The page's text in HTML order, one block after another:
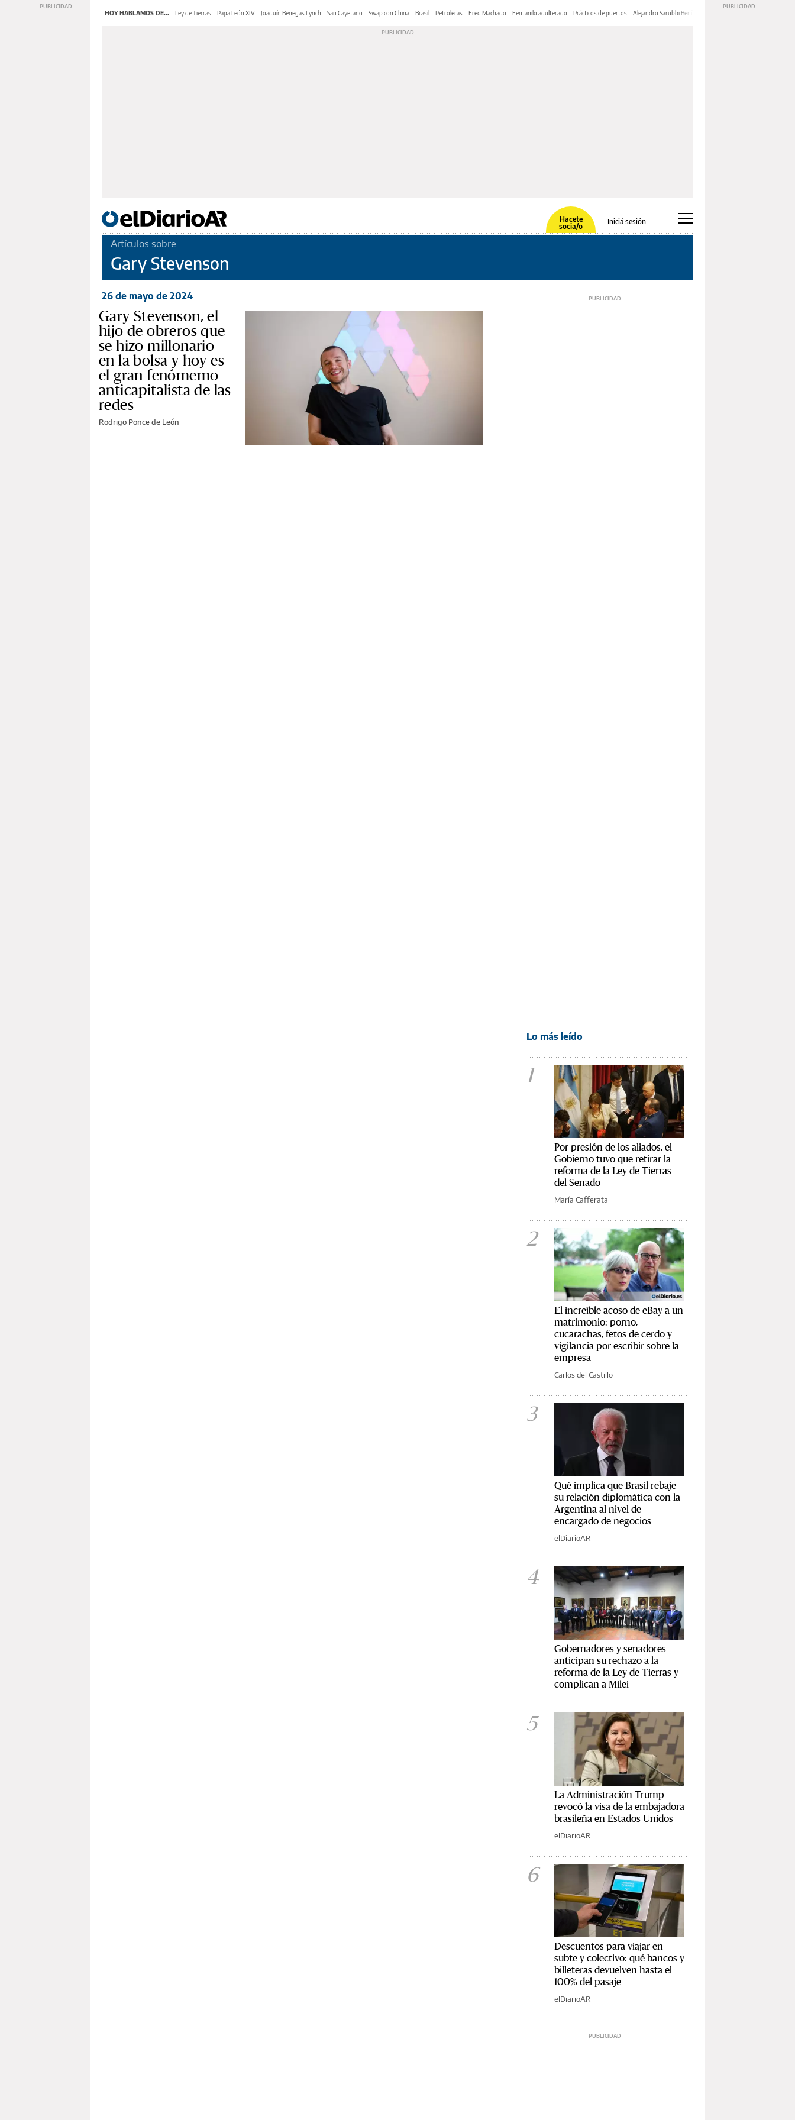
HOY HABLAMOS DE... Ley de Tierras Papa León XIV Joaquín Benegas Lynch San Cayetano Swap con China Brasil Petroleras Fred Machado Fentanilo adulterado Prácticos de puertos Alejandro Sarubbi Benítez
Hacete
socia/o
Iniciá sesión
Artículos sobre
Gary Stevenson
26 de mayo de 2024
Gary Stevenson, el
hijo de obreros que
se hizo millonario
en la bolsa y hoy es
el gran fenómemo
anticapitalista de las
redes
Rodrigo Ponce de León
Lo más leído
1
Por presión de los aliados, el
Gobierno tuvo que retirar la
reforma de la Ley de Tierras
del Senado
María Cafferata
2
El increíble acoso de eBay a un
matrimonio: porno,
cucarachas, fetos de cerdo y
vigilancia por escribir sobre la
empresa
Carlos del Castillo
3
Qué implica que Brasil rebaje
su relación diplomática con la
Argentina al nivel de
encargado de negocios
elDiarioAR
4
Gobernadores y senadores
anticipan su rechazo a la
reforma de la Ley de Tierras y
complican a Milei
5
La Administración Trump
revocó la visa de la embajadora
brasileña en Estados Unidos
elDiarioAR
6
Descuentos para viajar en
subte y colectivo: qué bancos y
billeteras devuelven hasta el
100% del pasaje
elDiarioAR